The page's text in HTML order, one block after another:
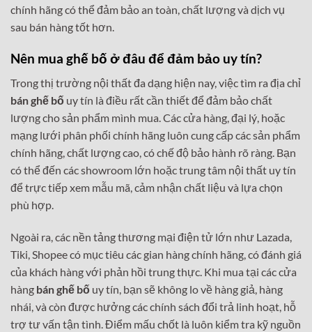
chính hãng có thể đảm bảo an toàn, chất lượng và dịch vụ
sau bán hàng tốt hơn.
Nên mua ghế bố ở đâu để đảm bảo uy tín?
Trong thị trường nội thất đa dạng hiện nay, việc tìm ra địa chỉ
bán ghế bố uy tín là điều rất cần thiết để đảm bảo chất
lượng cho sản phẩm mình mua. Các cửa hàng, đại lý, hoặc
mạng lưới phân phối chính hãng luôn cung cấp các sản phẩm
chính hãng, chất lượng cao, có chế độ bảo hành rõ ràng. Bạn
có thể đến các showroom lớn hoặc trung tâm nội thất uy tín
để trực tiếp xem mẫu mã, cảm nhận chất liệu và lựa chọn
phù hợp.
Ngoài ra, các nền tảng thương mại điện tử lớn như Lazada,
Tiki, Shopee có mục tiêu các gian hàng chính hãng, có đánh giá
của khách hàng với phản hồi trung thực. Khi mua tại các cửa
hàng bán ghế bố uy tín, bạn sẽ không lo về hàng giả, hàng
nhái, và còn được hưởng các chính sách đổi trả linh hoạt, hỗ
trợ tư vấn tận tình. Điểm mấu chốt là luôn kiểm tra kỹ nguồn